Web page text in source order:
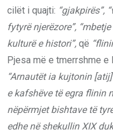
cilët i quajti: “gjakpirës”,
fytyrë njerëzore”, “mbetje
kulturë e histori”, që
Pjesa më e tmerrshme e
“Arnautët ia kujtonin
e kafshëve të egra flinin
nëpërmjet bishtave të
edhe në shekullin XIX